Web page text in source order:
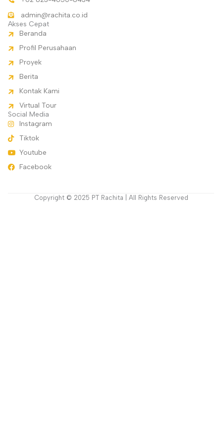
admin@rachita.co.id
Akses Cepat
Beranda
Profil Perusahaan
Proyek
Berita
Kontak Kami
Virtual Tour
Social Media
Instagram
Tiktok
Youtube
Facebook
Copyright © 2025 PT Rachita | All Rights Reserved